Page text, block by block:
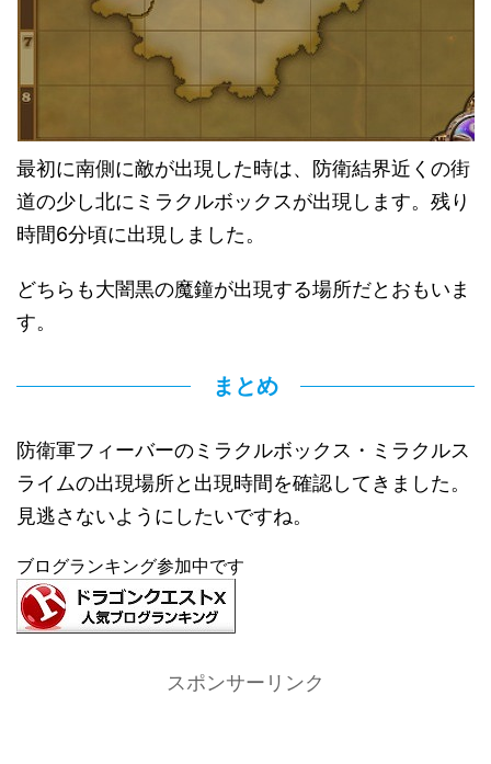
最初に南側に敵が出現した時は、防衛結界近くの街
道の少し北にミラクルボックスが出現します。残り
時間6分頃に出現しました。
どちらも大闇黒の魔鐘が出現する場所だとおもいま
す。
まとめ
防衛軍フィーバーのミラクルボックス・ミラクルス
ライムの出現場所と出現時間を確認してきました。
見逃さないようにしたいですね。
ブログランキング参加中です
スポンサーリンク